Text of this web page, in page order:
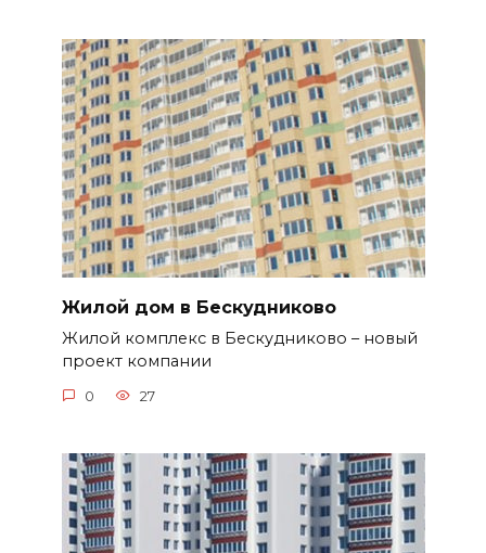
Жилой дом в Бескудниково
Жилой комплекс в Бескудниково – новый
проект компании
0 27